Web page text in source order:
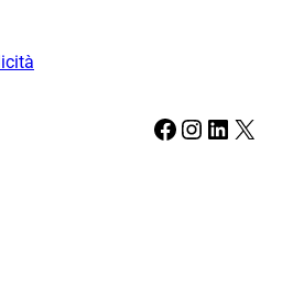
Facebook Instagram LinkedIn X